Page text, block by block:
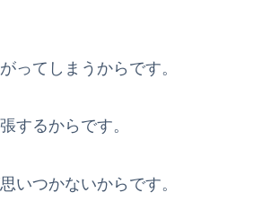
ってしまうからです。
するからです。
いつかないからです。